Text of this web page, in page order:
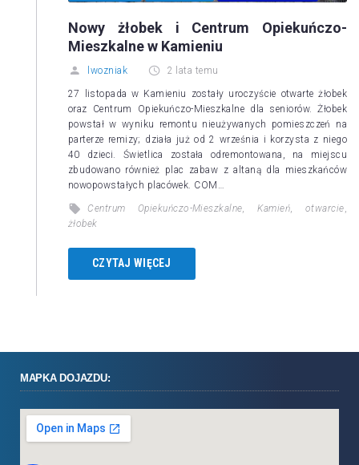
Nowy żłobek i Centrum Opiekuńczo-
Mieszkalne w Kamieniu
lwozniak 2 lata temu
27 listopada w Kamieniu zostały uroczyście otwarte żłobek
oraz Centrum Opiekuńczo-Mieszkalne dla seniorów. Żłobek
powstał w wyniku remontu nieużywanych pomieszczeń na
parterze remizy; działa już od 2 września i korzysta z niego
40 dzieci. Świetlica została odremontowana, na miejscu
zbudowano również plac zabaw z altaną dla mieszkańców
nowopowstałych placówek. COM…
Centrum Opiekuńczo-Mieszkalne ,Kamień otwarcie
żłobek
CZYTAJ WIĘCEJ
MAPKA DOJAZDU: